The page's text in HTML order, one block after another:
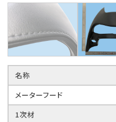
名称
メーターフード
1次材